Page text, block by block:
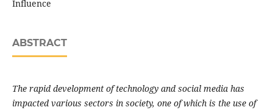
Influence
ABSTRACT
The rapid development of technology and social media has
impacted various sectors in society, one of which is the use of